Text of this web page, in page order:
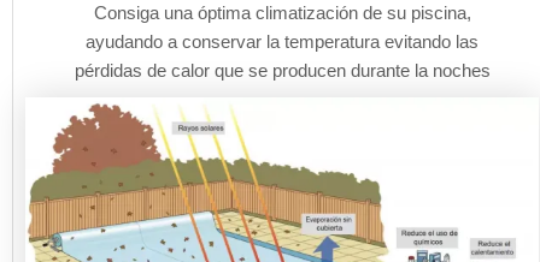
Consiga una óptima climatización de su piscina,
ayudando a conservar la temperatura evitando las
pérdidas de calor que se producen durante la noches